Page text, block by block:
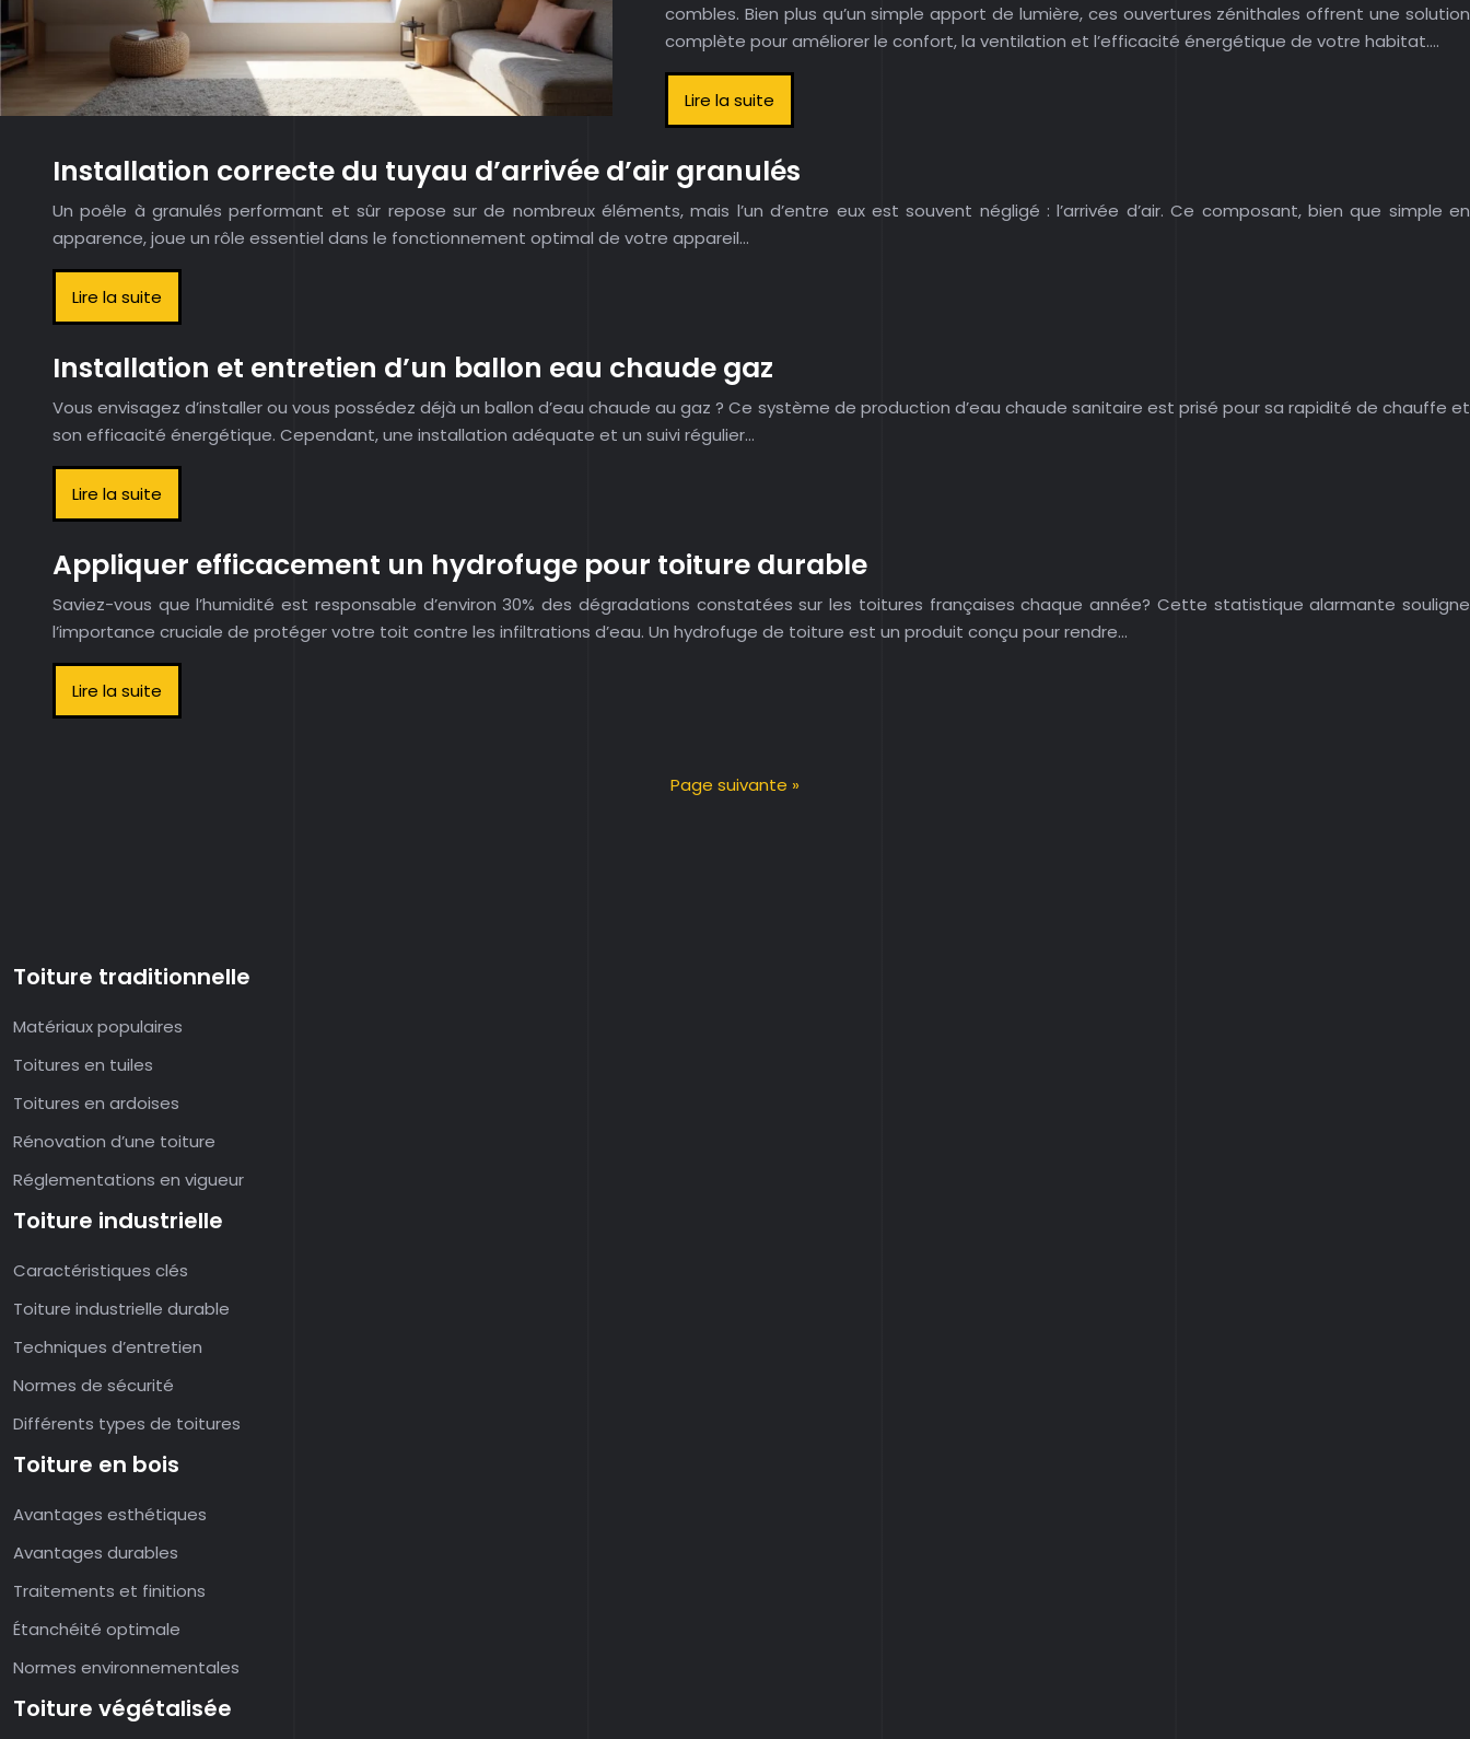
combles. Bien plus qu’un simple apport de lumière, ces ouvertures zénithales offrent une solution
complète pour améliorer le confort, la ventilation et l’efficacité énergétique de votre habitat….
Lire la suite
Installation correcte du tuyau d’arrivée d’air granulés
Un poêle à granulés performant et sûr repose sur de nombreux éléments, mais l’un d’entre eux est souvent négligé : l’arrivée d’air. Ce composant, bien que simple en
apparence, joue un rôle essentiel dans le fonctionnement optimal de votre appareil…
Lire la suite
Installation et entretien d’un ballon eau chaude gaz
Vous envisagez d’installer ou vous possédez déjà un ballon d’eau chaude au gaz ? Ce système de production d’eau chaude sanitaire est prisé pour sa rapidité de chauffe et
son efficacité énergétique. Cependant, une installation adéquate et un suivi régulier…
Lire la suite
Appliquer efficacement un hydrofuge pour toiture durable
Saviez-vous que l’humidité est responsable d’environ 30% des dégradations constatées sur les toitures françaises chaque année? Cette statistique alarmante souligne
l’importance cruciale de protéger votre toit contre les infiltrations d’eau. Un hydrofuge de toiture est un produit conçu pour rendre…
Lire la suite
Page suivante »
Toiture traditionnelle
Matériaux populaires
Toitures en tuiles
Toitures en ardoises
Rénovation d’une toiture
Réglementations en vigueur
Toiture industrielle
Caractéristiques clés
Toiture industrielle durable
Techniques d’entretien
Normes de sécurité
Différents types de toitures
Toiture en bois
Avantages esthétiques
Avantages durables
Traitements et finitions
Étanchéité optimale
Normes environnementales
Toiture végétalisée